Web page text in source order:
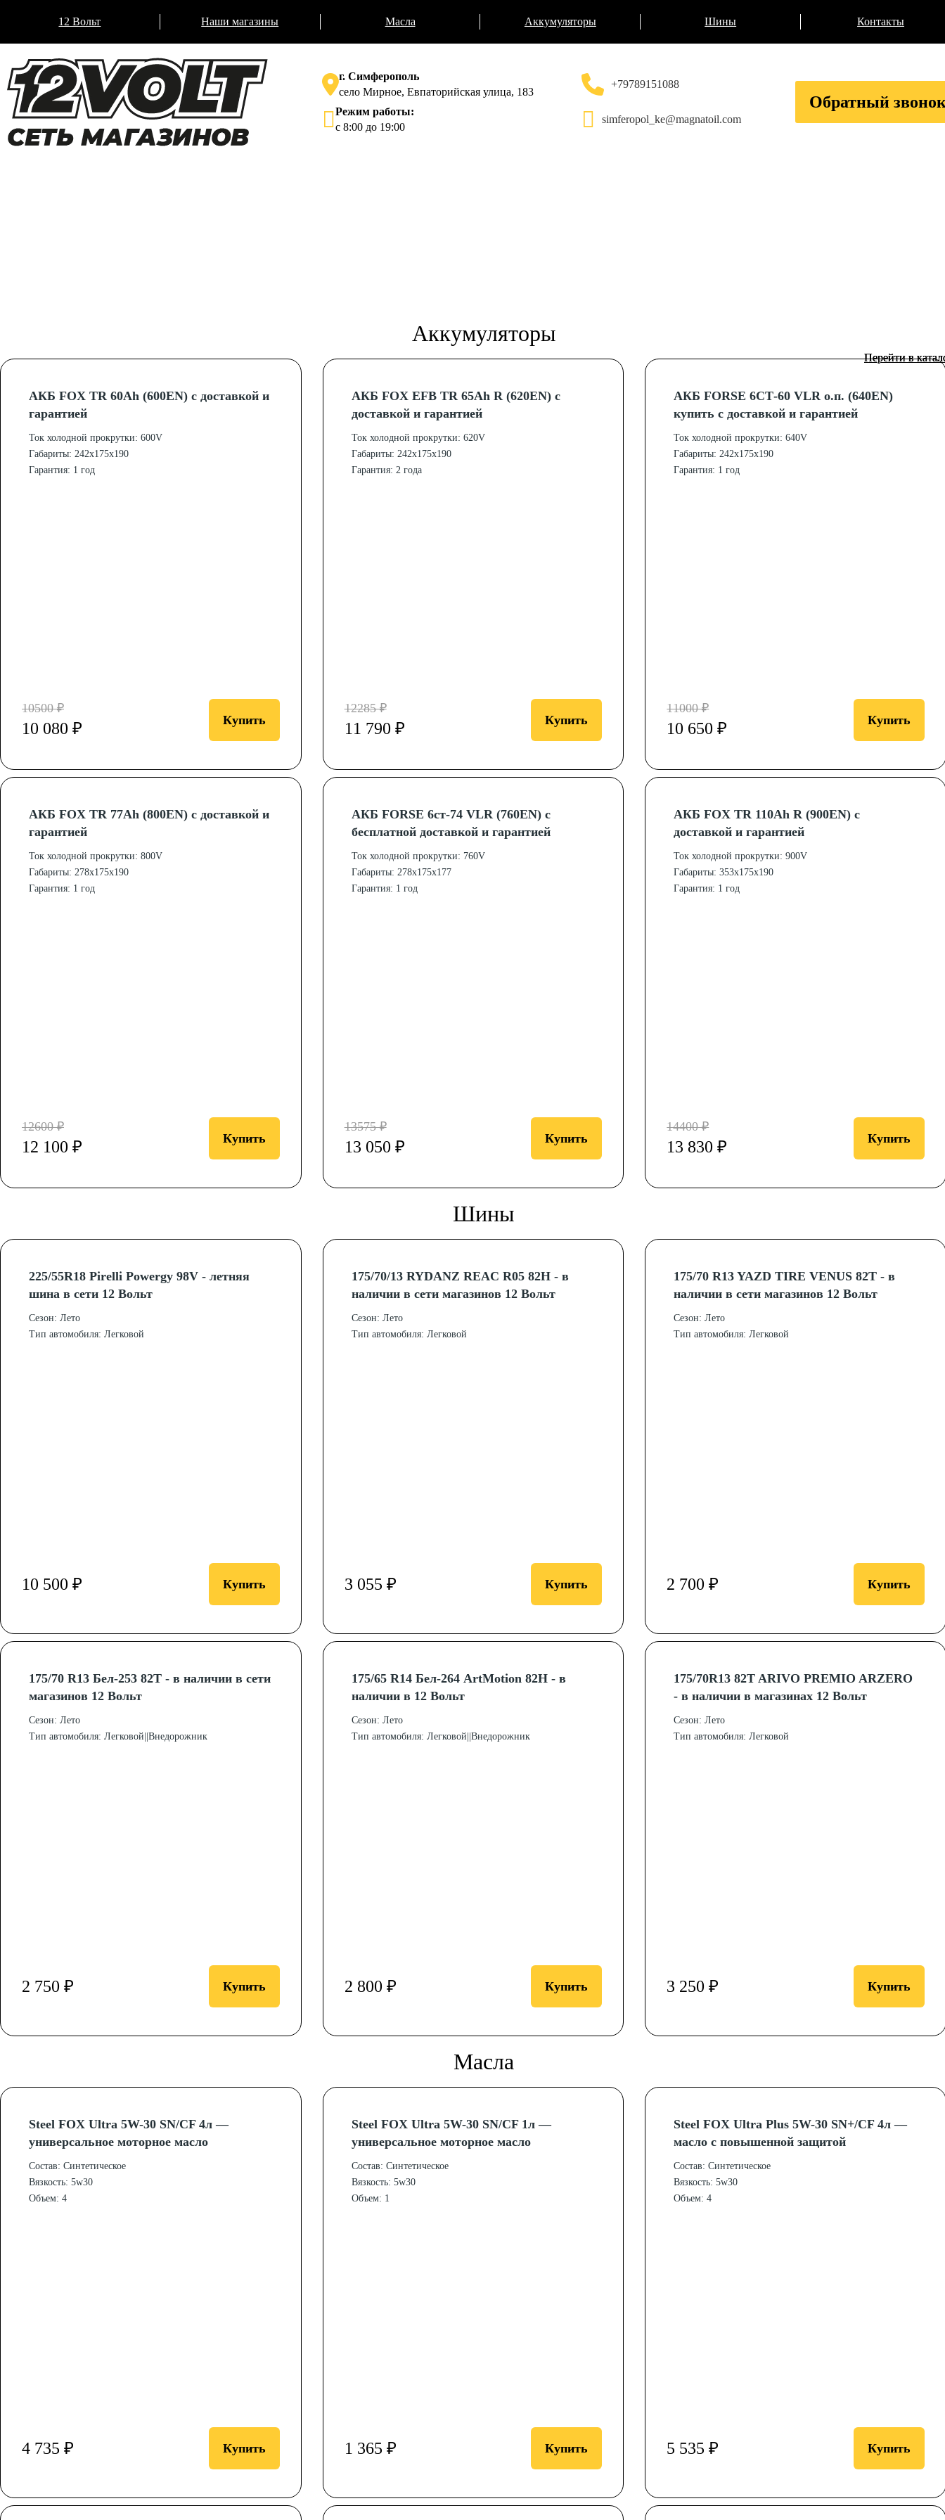
12 Вольт Наши магазины Масла Аккумуляторы Шины Контакты
г. Симферополь
село Мирное, Евпаторийская улица, 183
Режим работы:
с 8:00 до 19:00
+79789151088
simferopol_ke@magnatoil.com
Обратный
Аккумуляторы
Перейти в
АКБ FOX TR 60Ah (600EN) с доставкой и
гарантией
Ток холодной прокрутки: 600V
Габариты: 242x175x190
Гарантия: 1 год
10500 ₽
10 080 ₽ Купить
АКБ FOX EFB TR 65Ah R (620EN) с
доставкой и гарантией
Ток холодной прокрутки: 620V
Габариты: 242x175x190
Гарантия: 2 года
12285 ₽
11 790 ₽ Купить
АКБ FORSE 6СТ-60 VLR о.п. (640EN)
купить с доставкой и гарантией
Ток холодной прокрутки: 640V
Габариты: 242x175x190
Гарантия: 1 год
11000 ₽
10 650 ₽ Купить
АКБ FOX TR 77Ah (800EN) с доставкой и
гарантией
Ток холодной прокрутки: 800V
Габариты: 278x175x190
Гарантия: 1 год
12600 ₽
12 100 ₽ Купить
АКБ FORSE 6ст-74 VLR (760EN) с
бесплатной доставкой и гарантией
Ток холодной прокрутки: 760V
Габариты: 278x175x177
Гарантия: 1 год
13575 ₽
13 050 ₽ Купить
АКБ FOX TR 110Ah R (900EN) с
доставкой и гарантией
Ток холодной прокрутки: 900V
Габариты: 353x175x190
Гарантия: 1 год
14400 ₽
13 830 ₽ Купить
Шины
Перейти в
225/55R18 Pirelli Powergy 98V - летняя
шина в сети 12 Вольт
Сезон: Лето
Тип автомобиля: Легковой
10 500 ₽ Купить
175/70/13 RYDANZ REAC R05 82H - в
наличии в сети магазинов 12 Вольт
Сезон: Лето
Тип автомобиля: Легковой
3 055 ₽ Купить
175/70 R13 YAZD TIRE VENUS 82T - в
наличии в сети магазинов 12 Вольт
Сезон: Лето
Тип автомобиля: Легковой
2 700 ₽ Купить
175/70 R13 Бел-253 82T - в наличии в сети
магазинов 12 Вольт
Сезон: Лето
Тип автомобиля: Легковой||Внедорожник
2 750 ₽ Купить
175/65 R14 Бел-264 ArtMotion 82H - в
наличии в 12 Вольт
Сезон: Лето
Тип автомобиля: Легковой||Внедорожник
2 800 ₽ Купить
175/70R13 82T ARIVO PREMIO ARZERO
- в наличии в магазинах 12 Вольт
Сезон: Лето
Тип автомобиля: Легковой
3 250 ₽ Купить
Масла
Перейти в
Steel FOX Ultra 5W-30 SN/CF 4л —
универсальное моторное масло
Состав: Синтетическое
Вязкость: 5w30
Объем: 4
4 735 ₽ Купить
Steel FOX Ultra 5W-30 SN/CF 1л —
универсальное моторное масло
Состав: Синтетическое
Вязкость: 5w30
Объем: 1
1 365 ₽ Купить
Steel FOX Ultra Plus 5W-30 SN+/CF 4л —
масло с повышенной защитой
Состав: Синтетическое
Вязкость: 5w30
Объем: 4
5 535 ₽ Купить